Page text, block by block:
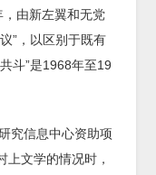
由新左翼和无党
”，以区别于既有
斗”是1968年至19
究信息中心资助项
上文学的情况时，